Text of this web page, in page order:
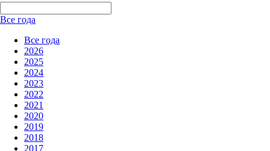
Все года
Все года
2026
2025
2024
2023
2022
2021
2020
2019
2018
2017